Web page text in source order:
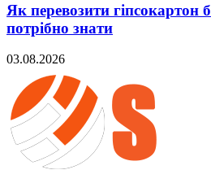
Як перевозити гіпсокартон
потрібно знати
03.08.2026